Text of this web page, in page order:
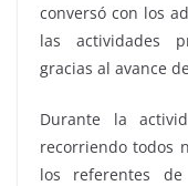
conversó con los
las actividades
gracias al avance
Durante la
recorriendo todos
los referentes